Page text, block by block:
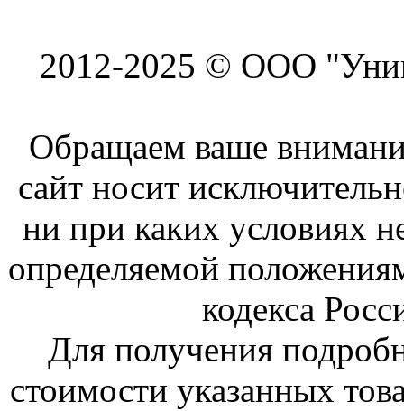
2012-2025 © ООО
Обращаем ваше
сайт носит
ни при каких условиях
определяемой
кодекса
Для получения
стоимости указанных